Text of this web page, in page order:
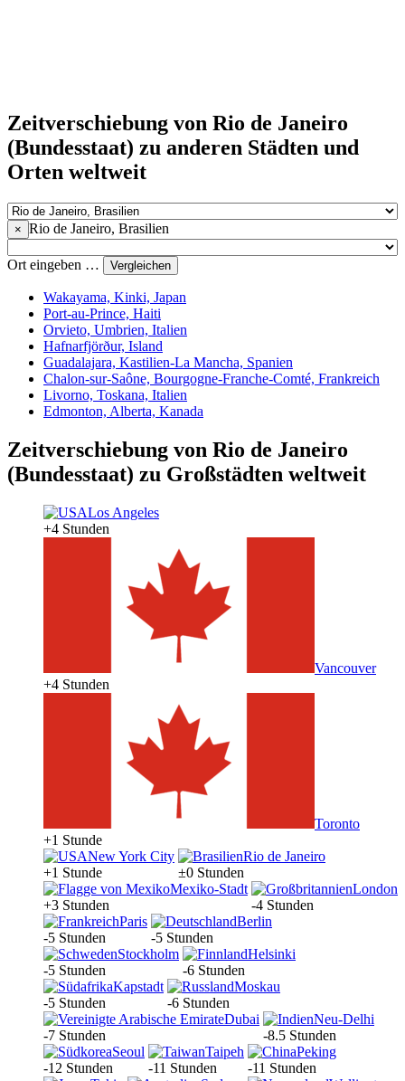
Zeitverschiebung von Rio de Janeiro
(Bundesstaat) zu anderen Städten und
Orten weltweit
× Rio de Janeiro, Brasilien
Ort eingeben … Vergleichen
Wakayama, Kinki, Japan
Port-au-Prince, Haiti
Orvieto, Umbrien, Italien
Hafnarfjörður, Island
Guadalajara, Kastilien-La Mancha, Spanien
Chalon-sur-Saône, Bourgogne-Franche-Comté, Frankreich
Livorno, Toskana, Italien
Edmonton, Alberta, Kanada
Zeitverschiebung von Rio de Janeiro
(Bundesstaat) zu Großstädten weltweit
Los Angeles
+4 Stunden
Vancouver
+4 Stunden
Toronto
+1 Stunde
New York City
+1 Stunde
Rio de Janeiro
±0 Stunden
Mexiko-Stadt
+3 Stunden
London
-4 Stunden
Paris
-5 Stunden
Berlin
-5 Stunden
Stockholm
-5 Stunden
Helsinki
-6 Stunden
Kapstadt
-5 Stunden
Moskau
-6 Stunden
Dubai
-7 Stunden
Neu-Delhi
-8.5 Stunden
Seoul
-12 Stunden
Taipeh
-11 Stunden
Peking
-11 Stunden